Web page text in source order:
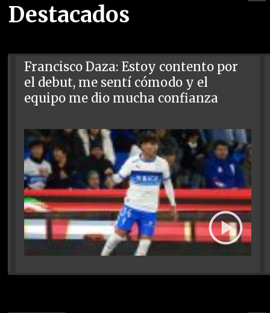
Destacados
Francisco Daza: Estoy contento por
el debut, me sentí cómodo y el
equipo me dio mucha confianza